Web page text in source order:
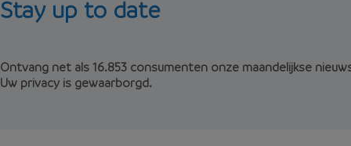
Stay up to date
Ontvang net als 16.853 consumenten onze maandelijkse
Uw privacy is gewaarborgd.